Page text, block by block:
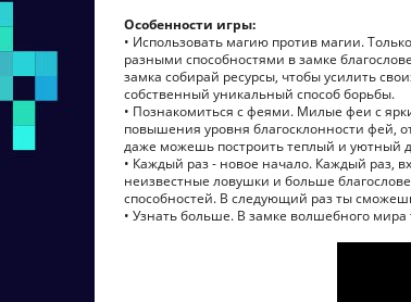
Особенности игры:
• Использовать магию против магии.
разными способностями в замке
замка собирай ресурсы, чтобы усилить
собственный уникальный способ борьбы.
• Познакомиться с феями. Милые феи с
повышения уровня благосклонности фей,
даже можешь построить теплый и уютный
• Каждый раз - новое начало. Каждый раз,
неизвестные ловушки и больше
способностей. В следующий раз ты
• Узнать больше. В замке волшебного